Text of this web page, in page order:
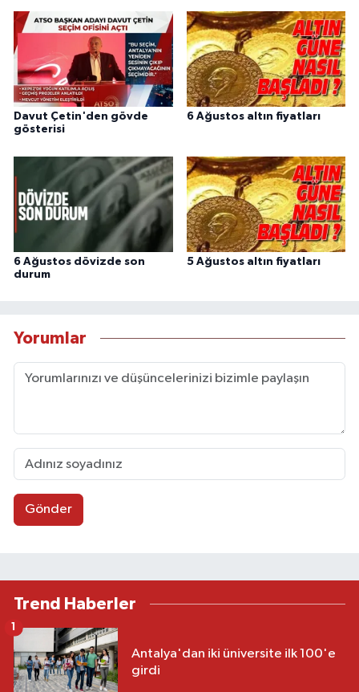
Davut Çetin'den gövde
gösterisi
6 Ağustos altın fiyatları
6 Ağustos dövizde son
durum
5 Ağustos altın fiyatları
Yorumlar
Gönder
Trend Haberler
Antalya'dan iki üniversite ilk 100'e
girdi
1